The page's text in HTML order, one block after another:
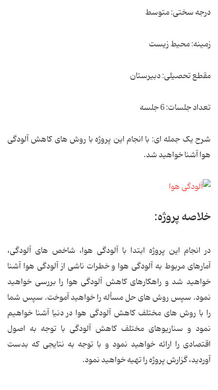
درجه سختی: متوسط
زمینه: محیط زیست
مقطع تحصیلی: دبیرستان
تعداد جلسات: 6 جلسه
شرح یک جمله ای: با انجام این پروژه با روش های کاهش آلودگی
هوا آشنا خواهید شد.
خلاصه پروژه:
در انجام این پروژه ابتدا با آلودگی هوا، شاخص های آلودگی،
آمارهای مربوط به آلودگی هوا و خطرات ناشی از آلودگی هوا آشنا
خواهید شد و راهكارهای كاهش آلودگی هوا را بررسی خواهید
نمود. سپس روش های حل مسأله را خواهید آموخت. سپس شما
را با روش های مختلف كاهش آلودگی هوا در دنیا آشنا خواهیم
نمود و سناریوهای مختلف كاهش آلودگی با توجه به اصول
اقتصادی را ارائه خواهید نمود و با توجه به نتایجی که بدست
آوردید، گزارش پروژه را تهیه خواهید نمود.